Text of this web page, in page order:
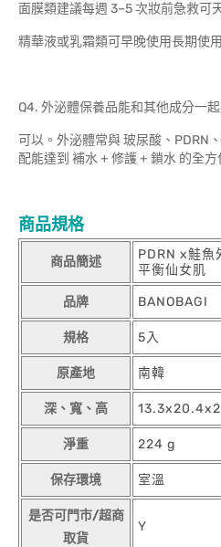
面膜類建議每週 3–5 次妝前急救可
精華液或乳霜類可早晚使用長期使
Q4. 外泌體保養品能和其他成分一
可以。外泌體常與 玻尿酸、PDRN
配能達到 補水 + 修護 + 鎖水 的全方
商品規格
商品簡述
PDRN x鮭魚
平衡仙女肌
品牌 BANOBAGI
規格 5入
原產地 南韓
深、寬、高
淨重 224 g
保存環境 室溫
是否可門市/超商
取貨
Y